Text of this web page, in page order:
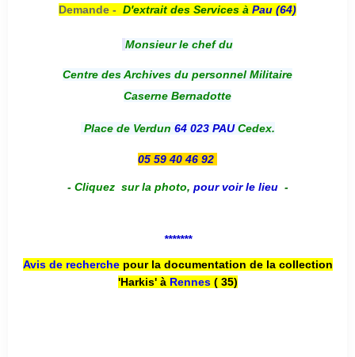
Demande - D'extrait des Services à Pau (64)
Monsieur le chef du
Centre des Archives du personnel Militaire
Caserne Bernadotte
Place de Verdun 64 023 PAUCedex.
05 59 40 46 92
- Cliquez sur la photo, pour voir le lieu -
*******
Avis de recherche pour la documentation de la collection
'Harkis' à Rennes( 35)